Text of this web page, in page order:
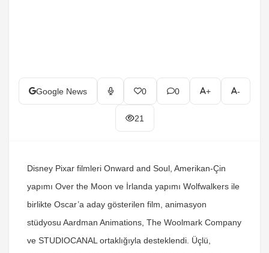
Google News 0 0 + -
21
Disney Pixar filmleri Onward and Soul, Amerikan-Çin
yapımı Over the Moon ve İrlanda yapımı Wolfwalkers ile
birlikte Oscar’a aday gösterilen film, animasyon
stüdyosu Aardman Animations, The Woolmark Company
ve STUDIOCANAL ortaklığıyla desteklendi. Üçlü,